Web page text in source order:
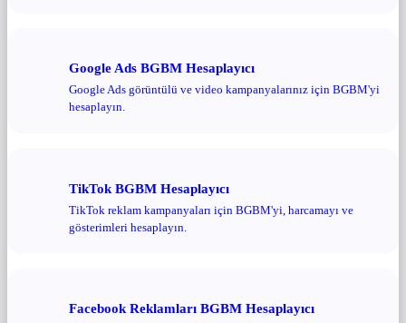
Google Ads BGBM Hesaplayıcı
Google Ads görüntülü ve video kampanyalarınız için BGBM'yi
hesaplayın.
TikTok BGBM Hesaplayıcı
TikTok reklam kampanyaları için BGBM'yi, harcamayı ve
gösterimleri hesaplayın.
Facebook Reklamları BGBM Hesaplayıcı